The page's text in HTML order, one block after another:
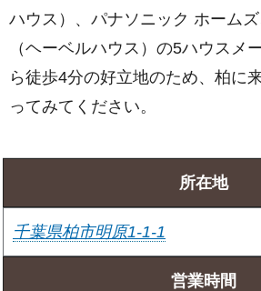
ハウス）、パナソニック ホーム
（ヘーベルハウス）の5ハウスメ
ら徒歩4分の好立地のため、柏に
ってみてください。
所在地
千葉県柏市明原1-1-1
営業時間